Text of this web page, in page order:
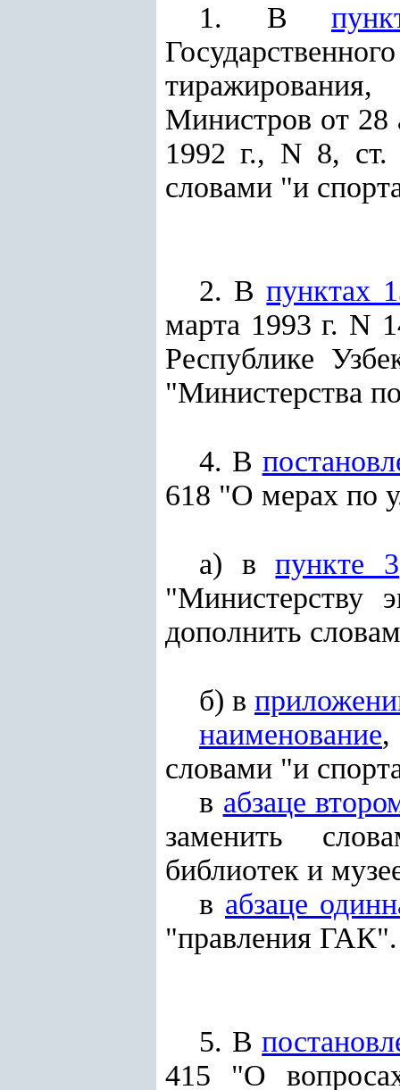
1. В
Министров от 28
1992 г., N 8, ст.
словами "и
2. Впунктах
марта 1993 г. N
Республике
"Министерства
4. В
618 "О мерах по
а) впункте 3
"Министерству
дополнить
б) в
наименование
словами "и
в абзаце
заменить
библиотек и
в абзаце
"правления ГАК".
5. В
415 "О